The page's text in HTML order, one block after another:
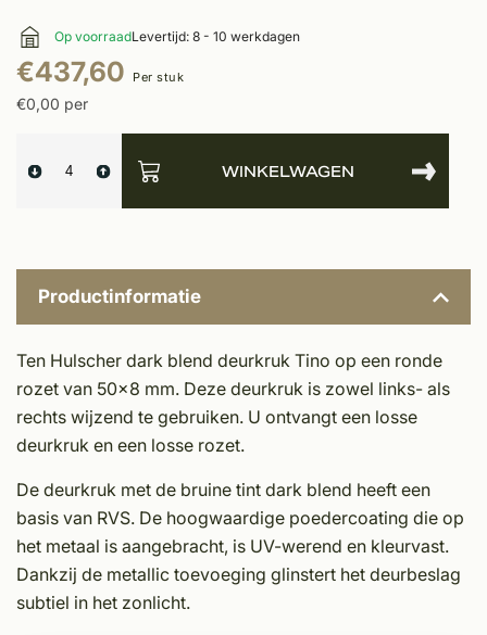
Op voorraadLevertijd: 8 - 10 werkdagen
€437,60 Per stuk
€0,00 per
WINKELWAGEN
Productinformatie
Ten Hulscher dark blend deurkruk Tino op een ronde
rozet van 50x8 mm. Deze deurkruk is zowel links- als
rechts wijzend te gebruiken. U ontvangt een losse
deurkruk en een losse rozet.
De deurkruk met de bruine tint dark blend heeft een
basis van RVS. De hoogwaardige poedercoating die op
het metaal is aangebracht, is UV-werend en kleurvast.
Dankzij de metallic toevoeging glinstert het deurbeslag
subtiel in het zonlicht.